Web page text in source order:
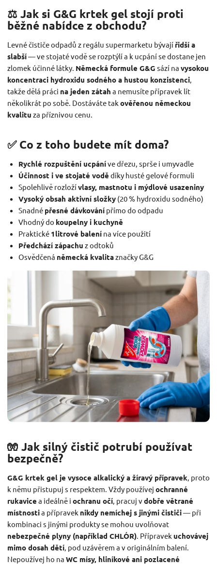
⚖️ Jak si G&G krtek gel stojí proti
běžné nabídce z obchodu?
Levné čističe odpadů z regálu supermarketu bývají řidší a
slabší— ve stojaté vodě se rozptýlí a k ucpání se dostane jen
zlomek účinné látky. Německá formule G&G sází na vysokou
koncentraci hydroxidu sodného a hustou konzistenci
takže dělá práci na jeden zátah a nemusíte přípravek lít
několikrát po sobě. Dostáváte tak ověřenou německou
kvalitu za příznivou cenu.
✅ Co z toho budete mít doma?
Rychlé rozpuštění ucpáníve dřezu, sprše i umyvadle
Účinnost i ve stojaté vodě díky husté gelové formuli
Spolehlivě rozložívlasy, mastnotu i mýdlové usazeniny
Vysoký obsah aktivní složky(20 % hydroxidu sodného)
Snadné přesné dávkovánípřímo do odpadu
Vhodný do koupelny i kuchyně
Praktické 1litrové balenína více použití
Předchází zápachu z odtoků
Osvědčená německá kvalitaznačky G&G
🧤 Jak silný čistič potrubí používat
bezpečně?
G&G krtek gel je vysoce alkalický a žíravý přípravek , proto
k němu přistupuj s respektem. Vždy používej ochranné
rukavice a ideálně i ochranu očí , pracuj vdobře větrané
místnostia přípravek nikdy nemíchej s jinými čističi— při
kombinaci s jinými produkty se mohou uvolňovat
nebezpečné plyny (například CHLÓR) . Přípravek uchovávej
mimo dosah dětí , pod uzávěrem a v originálním balení.
Nepoužívej ho na WC mísy, hliníkové ani pozlacené